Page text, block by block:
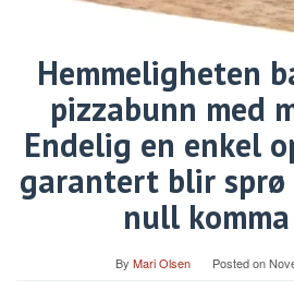
Hemmeligheten
pizzabunn med
Endelig en enkel
garantert blir
null
By Mari Olsen Posted on